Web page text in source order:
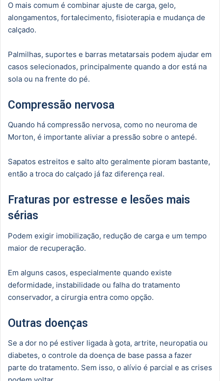
O mais comum é combinar ajuste de carga, gelo,
alongamentos, fortalecimento, fisioterapia e mudança de
calçado.
Palmilhas, suportes e barras metatarsais podem ajudar em
casos selecionados, principalmente quando a dor está na
sola ou na frente do pé.
Compressão nervosa
Quando há compressão nervosa, como no neuroma de
Morton, é importante aliviar a pressão sobre o antepé.
Sapatos estreitos e salto alto geralmente pioram bastante,
então a troca do calçado já faz diferença real.
Fraturas por estresse e lesões mais
sérias
Podem exigir imobilização, redução de carga e um tempo
maior de recuperação.
Em alguns casos, especialmente quando existe
deformidade, instabilidade ou falha do tratamento
conservador, a cirurgia entra como opção.
Outras doenças
Se a dor no pé estiver ligada à gota, artrite, neuropatia ou
diabetes, o controle da doença de base passa a fazer
parte do tratamento. Sem isso, o alívio é parcial e as crises